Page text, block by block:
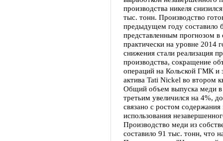
производства никеля
тыс. тонн. Производство
предыдущем году составило
представленным прогнозом
практически на уровне
снижения стали реализация
производства, сокращение
операций на Кольской ГМК и
актива Tati Nickel во втором
Общий объем выпуска меди в
третьим увеличился на 4%,
связано с ростом
использования
Производство меди из
составило 91 тыс. тонн, что